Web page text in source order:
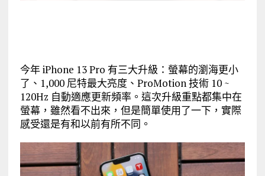
今年 iPhone 13 Pro 有三大升級：螢幕的瀏海更小
了、1,000 尼特最大亮度、ProMotion 技術 10 ~
120Hz 自動適應更新頻率。這次升級重點都集中在
螢幕，雖然看不出來，但是簡單使用了一下，實際
感受還是有和以前有所不同。